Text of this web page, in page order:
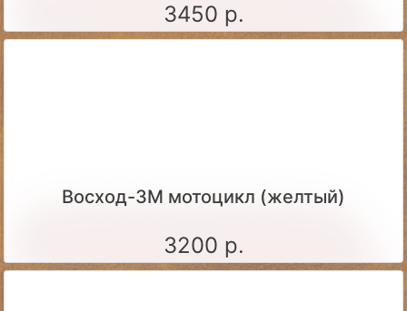
3450 р.
Восход-3М мотоцикл (желтый)
3200 р.